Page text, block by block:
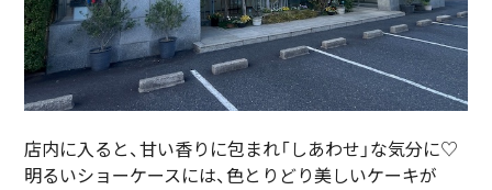
店内に入ると、甘い香りに包まれ「しあわせ」な気分に♡
明るいショーケースには、色とりどり美しいケーキが